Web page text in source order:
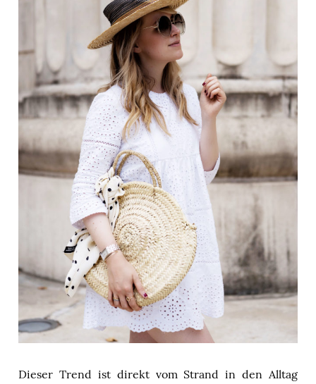
Dieser Trend ist direkt vom Strand in den Alltag